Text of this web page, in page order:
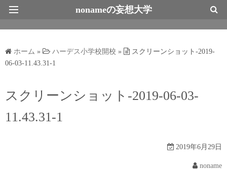
nonameの妄想大学
最新情報トップページ
ホーム » ハーデス小学校開校 »
スクリーンショット-2019-
06-03-11.43.31-1
スクリーンショット-2019-06-03-
11.43.31-1
2019年6月29日
noname